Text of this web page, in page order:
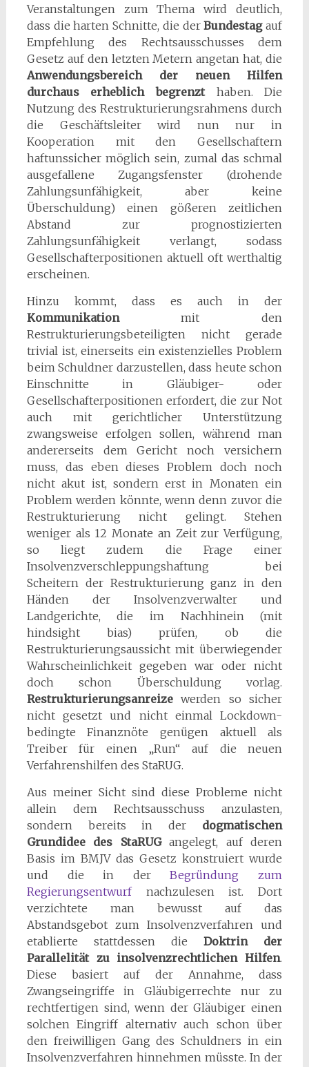
Veranstaltungen zum Thema wird deutlich,
dass die harten Schnitte, die derBundestagauf
Empfehlung des Rechtsausschusses dem
Gesetz auf den letzten Metern angetan hat, die
Anwendungsbereich der neuen Hilfen
durchaus erheblich begrenzthaben. Die
Nutzung des Restrukturierungsrahmens durch
die Geschäftsleiter wird nun nur in
Kooperation mit den Gesellschaftern
haftunssicher möglich sein, zumal das schmal
ausgefallene Zugangsfenster (drohende
Zahlungsunfähigkeit, aber keine
Überschuldung) einen gößeren zeitlichen
Abstand zur prognostizierten
Zahlungsunfähigkeit verlangt, sodass
Gesellschafterpositionen aktuell oft werthaltig
erscheinen.
Hinzu kommt, dass es auch in der
Kommunikationmit den
Restrukturierungsbeteiligten nicht gerade
trivial ist, einerseits ein existenzielles Problem
beim Schuldner darzustellen, dass heute schon
Einschnitte in Gläubiger- oder
Gesellschafterpositionen erfordert, die zur Not
auch mit gerichtlicher Unterstützung
zwangsweise erfolgen sollen, während man
andererseits dem Gericht noch versichern
muss, das eben dieses Problem doch noch
nicht akut ist, sondern erst in Monaten ein
Problem werden könnte, wenn denn zuvor die
Restrukturierung nicht gelingt. Stehen
weniger als 12 Monate an Zeit zur Verfügung,
so liegt zudem die Frage einer
Insolvenzverschleppungshaftung bei
Scheitern der Restrukturierung ganz in den
Händen der Insolvenzverwalter und
Landgerichte, die im Nachhinein (mit
hindsight bias) prüfen, ob die
Restrukturierungsaussicht mit überwiegender
Wahrscheinlichkeit gegeben war oder nicht
doch schon Überschuldung vorlag.
Restrukturierungsanreizewerden so sicher
nicht gesetzt und nicht einmal Lockdown-
bedingte Finanznöte genügen aktuell als
Treiber für einen „Run“ auf die neuen
Verfahrenshilfen des StaRUG.
Aus meiner Sicht sind diese Probleme nicht
allein dem Rechtsausschuss anzulasten,
sondern bereits in der dogmatischen
Grundidee des StaRUGangelegt, auf deren
Basis im BMJV das Gesetz konstruiert wurde
und die in derBegründung zum
Regierungsentwurfnachzulesen ist. Dort
verzichtete man bewusst auf das
Abstandsgebot zum Insolvenzverfahren und
etablierte stattdessen dieDoktrin der
Parallelität zu insolvenzrechtlichen Hilfen.
Diese basiert auf der Annahme, dass
Zwangseingriffe in Gläubigerrechte nur zu
rechtfertigen sind, wenn der Gläubiger einen
solchen Eingriff alternativ auch schon über
den freiwilligen Gang des Schuldners in ein
Insolvenzverfahren hinnehmen müsste. In der